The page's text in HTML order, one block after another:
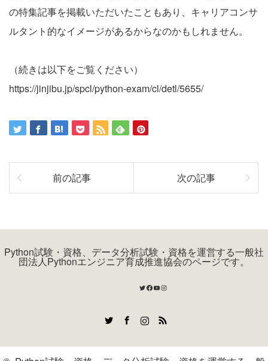
の特集記事を掲載いただいたこともあり、キャリアコンサ
ルタント的なイメージがあるからなのかもしれません。
（続きは以下をご覧ください）
https://jinjibu.jp/spcl/python-exam/cl/detl/5655/
前の記事 次の記事
Python試験・資格、データ分析試験・資格を運営する一般社
団法人Pythonエンジニア育成推進協会のページです。
Twitter
Facebook
YouTube
Instagram
RSS